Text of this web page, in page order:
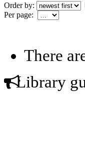
Order by:
Per page:
There
Library